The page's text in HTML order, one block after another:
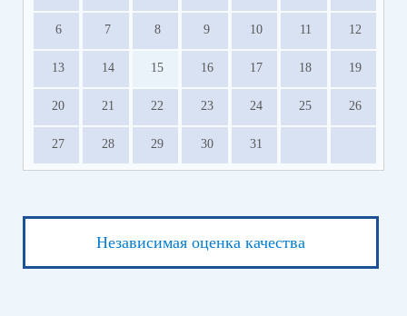
6 7 8 9 10 11 12
13 14 15 16 17 18 19
20 21 22 23 24 25 26
27 28 29 30 31
Независимая оценка качества